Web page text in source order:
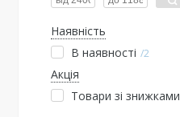
Наявність
В наявності 2
Акція
Товари зі знижками